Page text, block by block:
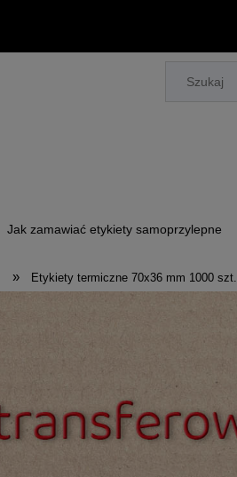
Jak zamawiać etykiety samoprzylepne
» Etykiety termiczne 70x36 mm 1000 szt.